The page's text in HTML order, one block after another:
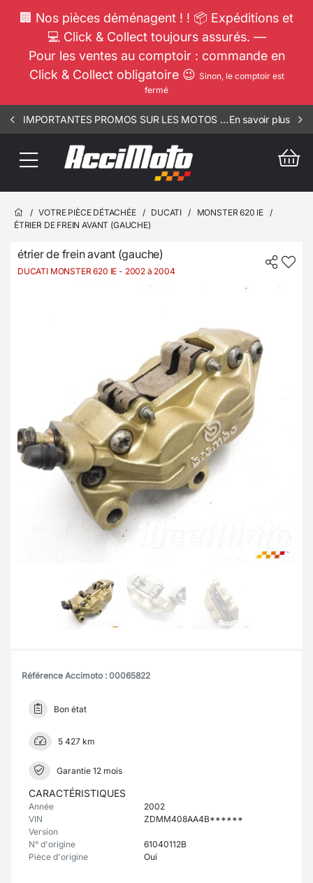
🏢 Nos pièces déménagent ! ! 📦 Expéditions et
💻 Click & Collect toujours assurés. —
Pour les ventes au comptoir : commande en
Click & Collect obligatoire 😉 Sinon, le comptoir est
fermé
IMPORTANTES PROMOS SUR LES MOTOS COMPLETES !!! CONSULTEZ NOS ANNONCES ----- MOTO - RIV - 1002En savoir plus
/ VOTRE PIÈCE DÉTACHÉE / DUCATI / MONSTER 620 IE
/
ÉTRIER DE FREIN AVANT (GAUCHE)
étrier de frein avant (gauche)
DUCATI MONSTER 620 IE - 2002 à 2004
Référence Accimoto : 00065822
Bon état
5 427 km
Garantie 12 mois
CARACTÉRISTIQUES
Année
2002
VIN
ZDMM408AA4B******
Version
N° d'origine
61040112B
Pièce d'origine
Oui